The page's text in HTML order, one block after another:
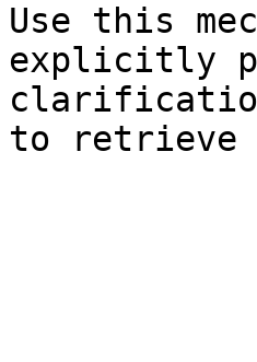
Use this
explicitly